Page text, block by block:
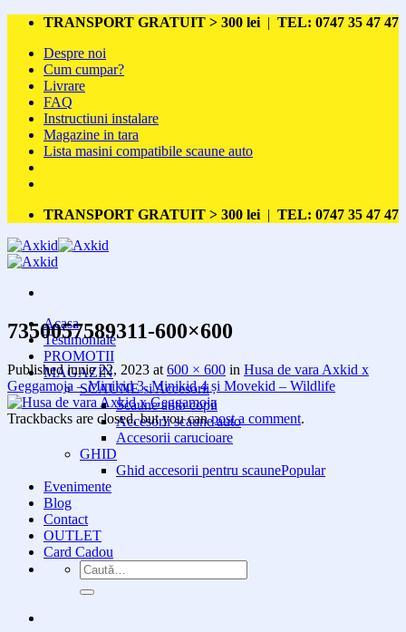
Skip
content
TRANSPORT GRATUIT > 300 lei | TEL: 0747 35 47 47
Despre noi
Cum cumpar?
Livrare
FAQ
Instructiuni instalare
Magazine in tara
Lista masini compatibile scaune auto
TRANSPORT GRATUIT > 300 lei | TEL: 0747 35 47 47
Acasa
Testimoniale
PROMOTII
MAGAZIN
SCAUNE si Accesorii
Scaune auto copii
Accesorii scaune auto
Accesorii carucioare
GHID
Ghid accesorii pentru scaune
Evenimente
Blog
Contact
OUTLET
Card Cadou
Caută
după:
7350057589311-600×600
Publishediunie 22, 2023 at 600 × 600 in Husa de vara Axkid x
Geggamoja – Minikid 3, Minikid 4 și Movekid – Wildlife
Trackbacks are closed, but you canpost a comment.